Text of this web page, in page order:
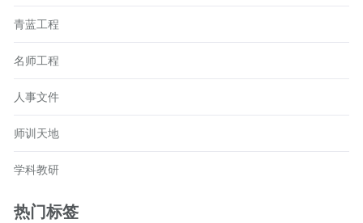
青蓝工程
名师工程
人事文件
师训天地
学科教研
热门标签